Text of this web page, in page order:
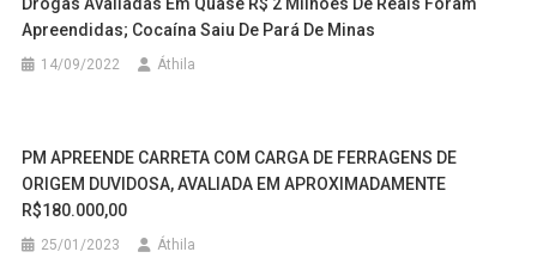
Apreendidas; Cocaína Saiu De Pará De Minas
14/09/2022 Áthila
PM APREENDE CARRETA COM CARGA DE FERRAGENS DE
ORIGEM DUVIDOSA, AVALIADA EM APROXIMADAMENTE
R$180.000,00
25/01/2023 Áthila